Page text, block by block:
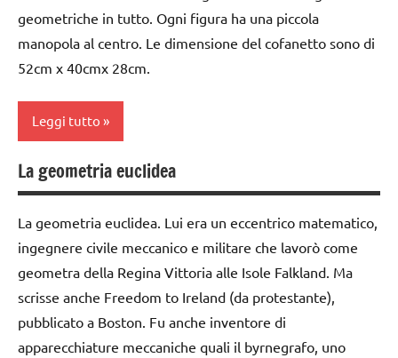
matematica
MATEMATICA
MONTESSORI
materiale
didattico
SENSORIALE
TUTTI GLI
ARGOMENTI
TUTTI GLI
ARTICOLI
Montessori
dai
3 ai
anni
TUTORIAL
TUTTI GLI
ARGOMENTI
PER ETA'
geometriche in tutto. Ogni figura ha una piccola
manopola al centro. Le dimensione del cofanetto sono di
52cm x 40cmx 28cm.
Leggi tutto
classe
3a
dai
3 ai
6
anni
geometria
La geometria euclidea
La geometria euclidea. Lui era un eccentrico matematico,
ingegnere civile meccanico e militare che lavorò come
geometra della Regina Vittoria alle Isole Falkland. Ma
scrisse anche Freedom to Ireland (da protestante),
pubblicato a Boston. Fu anche inventore di
apparecchiature meccaniche quali il byrnegrafo, uno